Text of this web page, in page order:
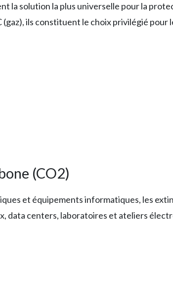
la solution la plus universelle pour la
ils constituent le choix privilégié
(CO2)
et équipements informatiques, les
data centers, laboratoires et ateliers